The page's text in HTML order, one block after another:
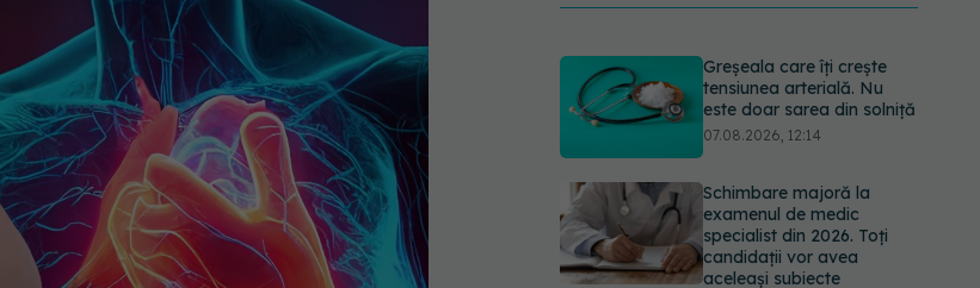
Greșeala care îți crește
tensiunea arterială. Nu
este doar sarea din solniță
07.08.2026, 12:14
Schimbare majoră la
examenul de medic
specialist din 2026. Toți
candidații vor avea
aceleași subiecte